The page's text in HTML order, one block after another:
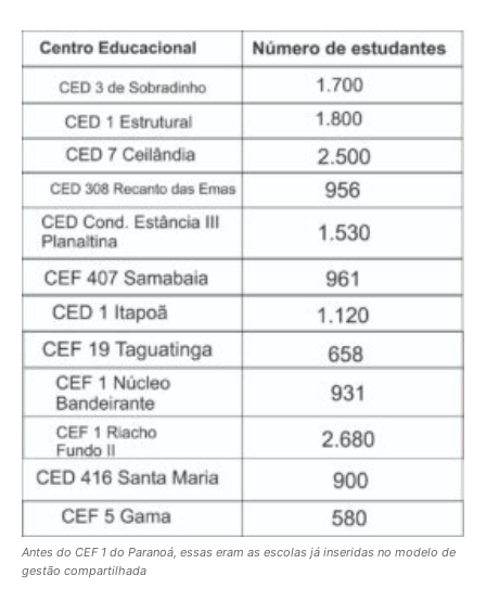
Antes do CEF 1 do Paranoá, essas eram as escolas já inseridas no modelo de
gestão compartilhada